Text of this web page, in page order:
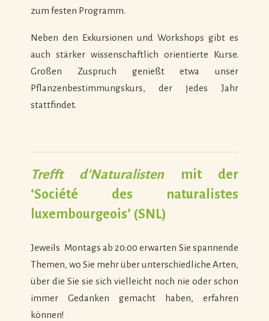
zum festen Programm.
Neben den Exkursionen und Workshops gibt es
auch stärker wissenschaftlich orientierte Kurse.
Großen Zuspruch genießt etwa unser
Pflanzenbestimmungskurs, der jedes Jahr
stattfindet.
Trefft d’Naturalisten mit der
‘Société des naturalistes
luxembourgeois’ (SNL)
Jeweils Montags ab 20:00 erwarten Sie spannende
Themen, wo Sie mehr über unterschiedliche Arten,
über die Sie sie sich vielleicht noch nie oder schon
immer Gedanken gemacht haben, erfahren
können!